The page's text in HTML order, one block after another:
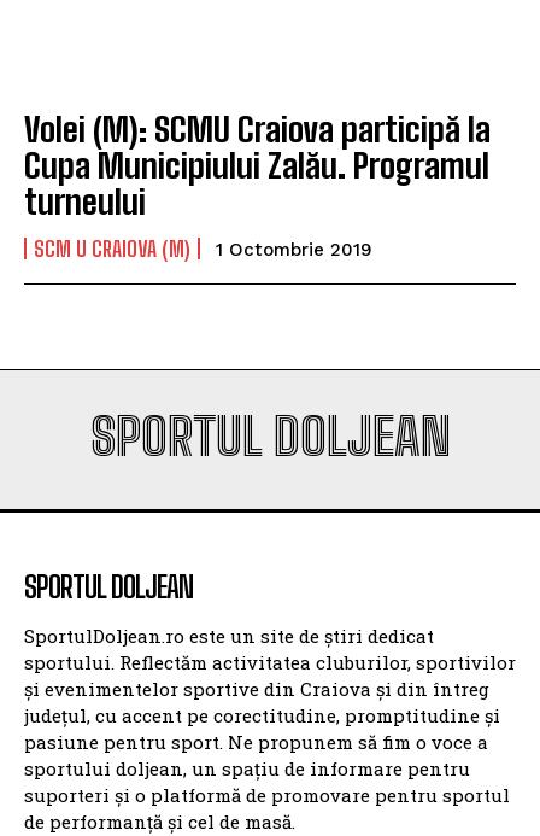
Volei (M): SCMU Craiova participă la
Cupa Municipiului Zalău. Programul
turneului
SCM U CRAIOVA (M) 1 Octombrie 2019
SPORTUL DOLJEAN
SPORTUL DOLJEAN
SportulDoljean.ro este un site de știri dedicat
sportului. Reflectăm activitatea cluburilor, sportivilor
și evenimentelor sportive din Craiova și din întreg
județul, cu accent pe corectitudine, promptitudine și
pasiune pentru sport. Ne propunem să fim o voce a
sportului doljean, un spațiu de informare pentru
suporteri și o platformă de promovare pentru sportul
de performanță și cel de masă.